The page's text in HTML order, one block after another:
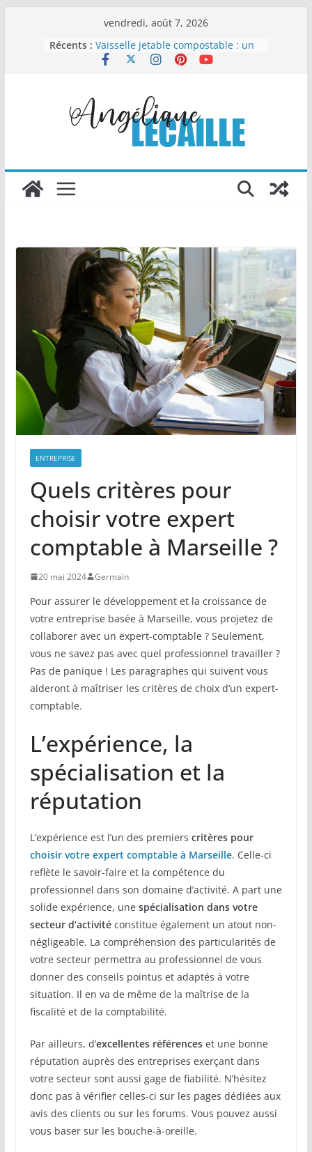
vendredi, août 7, 2026
Récents : Vaisselle jetable compostable : un
choix malin pour organiser sans
personnalisée transforme les
recettes industrielles
Columbarium moderne et design :
quand l’art rencontre le souvenir
essentiel du développement
Le nettoyage automobile : l’art de
ENTREPRISE
Quels critères pour
choisir votre expert
comptable à Marseille ?
20 mai 2024 Germain
Pour assurer le développement et la croissance de
votre entreprise basée à Marseille, vous projetez de
collaborer avec un expert-comptable ? Seulement,
vous ne savez pas avec quel professionnel travailler ?
Pas de panique ! Les paragraphes qui suivent vous
aideront à maîtriser les critères de choix d’un expert-
comptable.
L’expérience, la
spécialisation et la
réputation
L’expérience est l’un des premiers critères pour
choisir votre expert comptable à Marseille. Celle-ci
reflète le savoir-faire et la compétence du
professionnel dans son domaine d’activité. A part une
solide expérience, une spécialisation dans votre
secteur d’activité constitue également un atout non-
négligeable. La compréhension des particularités de
votre secteur permettra au professionnel de vous
donner des conseils pointus et adaptés à votre
situation. Il en va de même de la maîtrise de la
fiscalité et de la comptabilité.
Par ailleurs, d’excellentes références et une bonne
réputation auprès des entreprises exerçant dans
votre secteur sont aussi gage de fiabilité. N’hésitez
donc pas à vérifier celles-ci sur les pages dédiées aux
avis des clients ou sur les forums. Vous pouvez aussi
vous baser sur les bouche-à-oreille.